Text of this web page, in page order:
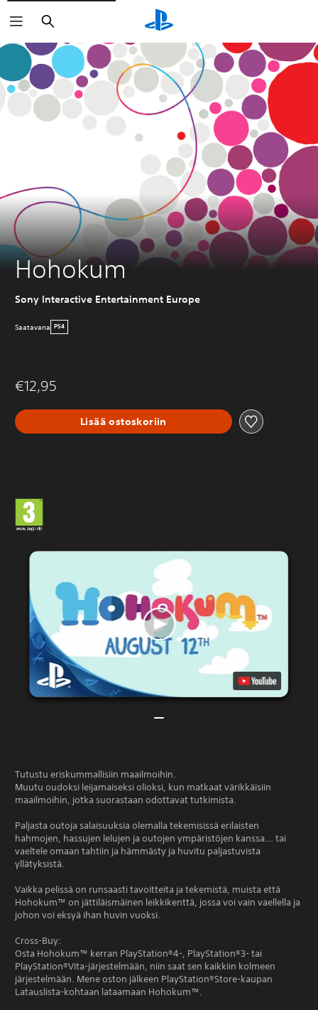
Haku
Hohokum
Sony Interactive Entertainment Europe
Saatavana PS4
€12,95
Lisää ostoskoriin
Tutustu eriskummallisiin maailmoihin.
Muutu oudoksi leijamaiseksi olioksi, kun matkaat värikkäisiin
maailmoihin, jotka suorastaan odottavat tutkimista.
Paljasta outoja salaisuuksia olemalla tekemisissä erilaisten
hahmojen, hassujen lelujen ja outojen ympäristöjen kanssa... tai
vaeltele omaan tahtiin ja hämmästy ja huvitu paljastuvista
yllätyksistä.
Vaikka pelissä on runsaasti tavoitteita ja tekemistä, muista että
Hohokum™ on jättiläismäinen leikkikenttä, jossa voi vain vaellella ja
johon voi eksyä ihan huvin vuoksi.
Cross-Buy:
Osta Hohokum™ kerran PlayStation®4-, PlayStation®3- tai
PlayStation®Vita-järjestelmään, niin saat sen kaikkiin kolmeen
järjestelmään. Mene oston jälkeen PlayStation®Store-kaupan
Latauslista-kohtaan lataamaan Hohokum™.